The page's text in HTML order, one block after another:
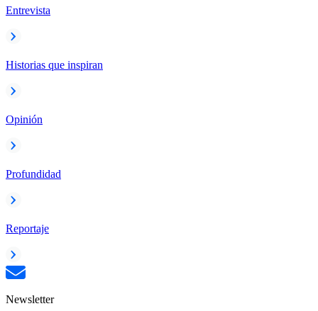
Entrevista
Historias que inspiran
Opinión
Profundidad
Reportaje
Newsletter